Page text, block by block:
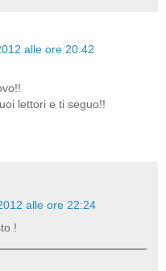
alle ore 20:42
lettori e ti seguo!!
alle ore 22:24
!